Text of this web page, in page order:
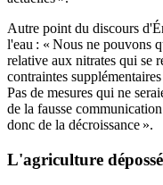
Autre point du discours
l'eau : « Nous ne pouvons
relative aux nitrates qui se
contraintes
Pas de mesures qui ne
de la fausse
donc de la décroissance ».
L'agriculture